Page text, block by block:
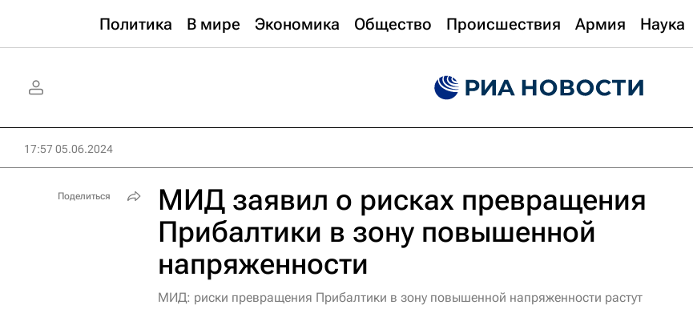
Политика В мире Экономика Общество Происшествия Армия Наука
17:57 05.06.2024
МИД заявил о рисках превращения
Прибалтики в зону повышенной
напряженности
МИД: риски превращения Прибалтики в зону повышенной напряженности растут
Поделиться